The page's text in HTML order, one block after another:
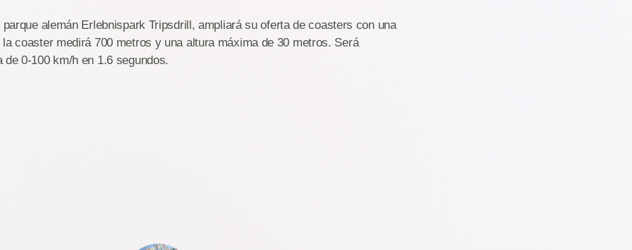
alemán Erlebnispark Tripsdrill, ampliará su oferta de coasters con una
coaster medirá 700 metros y una altura máxima de 30 metros. Será
de 0-100 km/h en 1.6 segundos.